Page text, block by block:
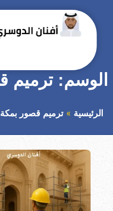
الوسم: ترميم
الرئيسية ترميم قصور بمكة